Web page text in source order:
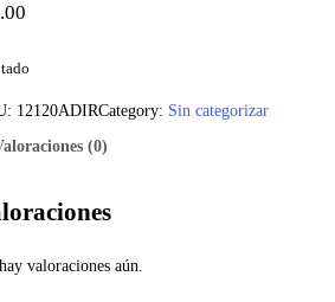
12120ADIRCategory: Sin categorizar
(0)
valoraciones aún.